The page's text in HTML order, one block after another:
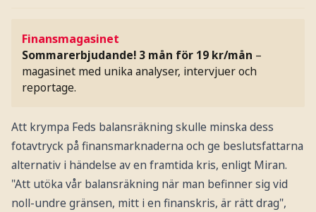
Finansmagasinet
Sommarerbjudande! 3 mån för 19 kr/mån –
magasinet med unika analyser, intervjuer och
reportage.
Att krympa Feds balansräkning skulle minska dess
fotavtryck på finansmarknaderna och ge beslutsfattarna
alternativ i händelse av en framtida kris, enligt Miran.
"Att utöka vår balansräkning när man befinner sig vid
noll-undre gränsen, mitt i en finanskris, är rätt drag",